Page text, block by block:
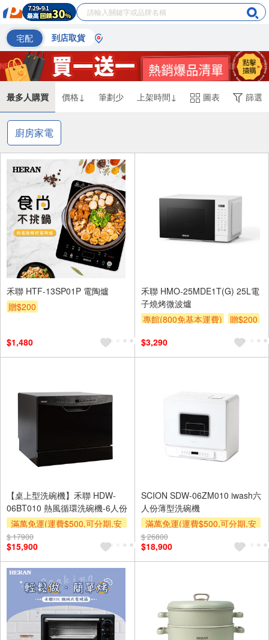
宅配 到店取貨
最多人購買 價格↓ 筆劃少 上架時間↓ 圖表 篩選
廚房家電
禾聯 HTF-13SP01P 電陶爐
贈$200
$1,480
禾聯 HMO-25MDE1T(G) 25L電
子燒烤微波爐
專館(800免基本運費)
贈$200
$3,290
【桌上型洗碗機】禾聯 HDW-
06BT010 熱風循環洗碗機-6人份
滿萬免運(運費$500,可分期,安
裝跨區費另計,單品未滿1萬元
及使用6期以上分期0利率,需付
基本安裝運費)
$ 17900
$15,900
SCION SDW-06ZM010 iwash六
人份薄型洗碗機
滿萬免運(運費$500,可分期,安
裝跨區費另計,單品未滿1萬元
及使用6期以上分期0利率,需付
基本安裝運費)
$ 26800
$18,900